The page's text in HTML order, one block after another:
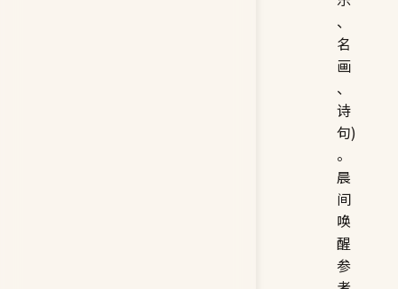
、
名
画
、
诗
句)
。
晨
间
唤
醒
参